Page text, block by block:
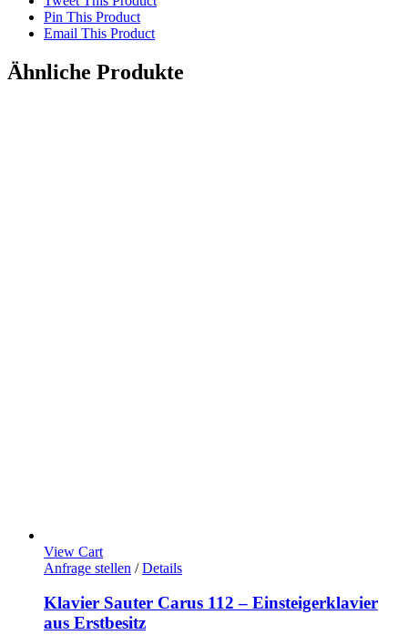
Pin This Product
Email This Product
Ähnliche Produkte
View Cart
Anfrage stellen / Details
Klavier Sauter Carus 112 – Einsteigerklavier
aus Erstbesitz